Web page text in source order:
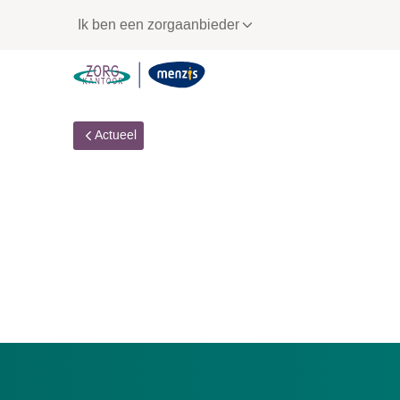
voor
navigatie
Ik ben een zorgaanbieder
Actueel
Samen Circulair: